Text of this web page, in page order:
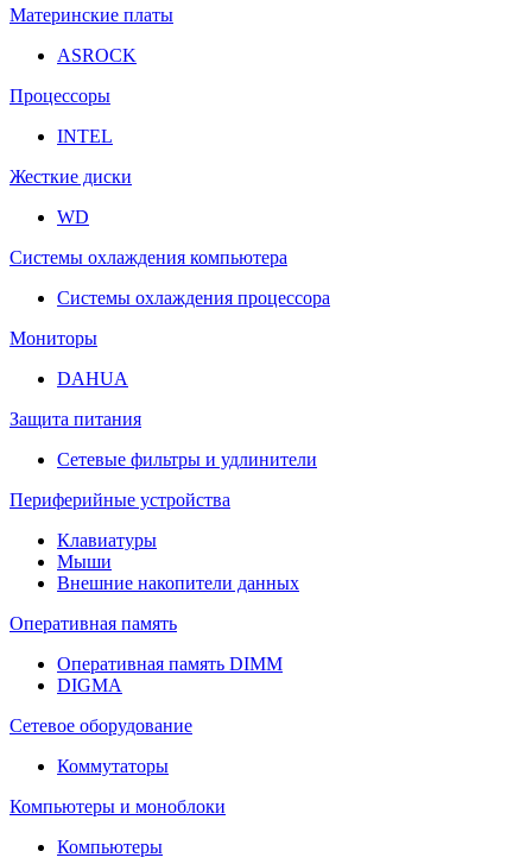
Материнские платы
ASROCK
Процессоры
INTEL
Жесткие диски
WD
Системы охлаждения компьютера
Системы охлаждения процессора
Мониторы
DAHUA
Защита питания
Сетевые фильтры и удлинители
Периферийные устройства
Клавиатуры
Мыши
Внешние накопители данных
Оперативная память
Оперативная память DIMM
DIGMA
Сетевое оборудование
Коммутаторы
Компьютеры и моноблоки
Компьютеры